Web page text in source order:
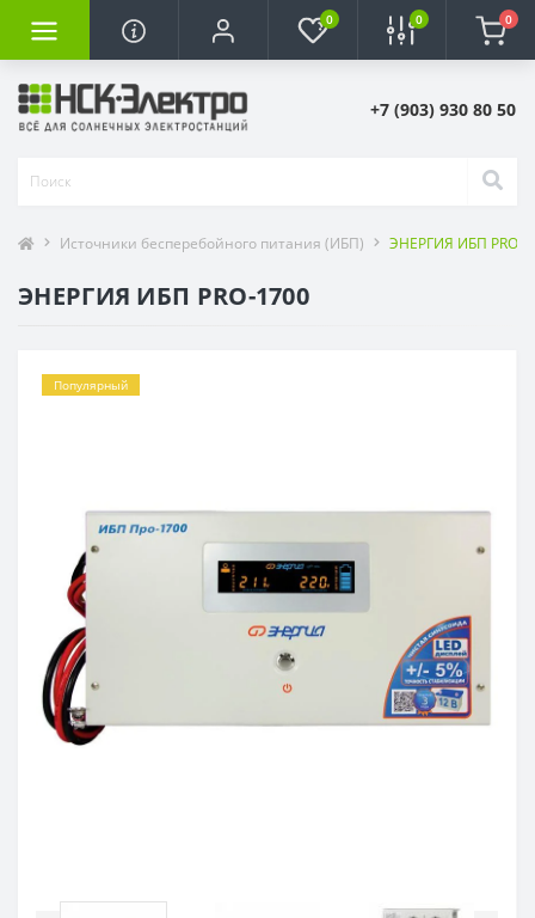
0 0 0
+7 (903) 930 80 50
Источники бесперебойного питания (ИБП) ЭНЕРГИЯ ИБП PRO-
ЭНЕРГИЯ ИБП PRO-1700
Популярный